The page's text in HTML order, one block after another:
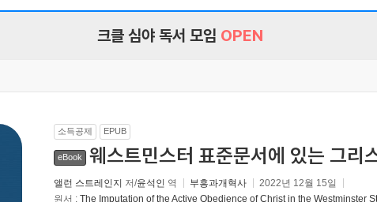
RBTI Lab
크클 심야 독서 모임 OPEN
소득공제 EPUB
eBook 웨스트민스터 표준문서에 있는 그리
앨런 스트레인지 저/윤석인 역 부흥과개혁사
2022년 12월 15일
원서 : The Imputation of the Active Obedience of Christ in the Westminster